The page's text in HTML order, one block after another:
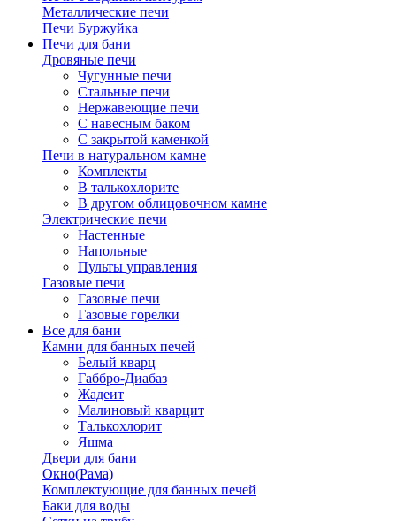
Металлические печи
Печи Буржуйка
Печи для бани
Дровяные печи
Чугунные печи
Стальные печи
Нержавеющие печи
С навесным баком
С закрытой каменкой
Печи в натуральном камне
Комплекты
В талькохлорите
В другом облицовочном камне
Электрические печи
Настенные
Напольные
Пульты управления
Газовые печи
Газовые печи
Газовые горелки
Все для бани
Камни для банных печей
Белый кварц
Габбро-Диабаз
Жадеит
Малиновый кварцит
Талькохлорит
Яшма
Двери для бани
Окно(Рама)
Комплектующие для банных печей
Баки для воды